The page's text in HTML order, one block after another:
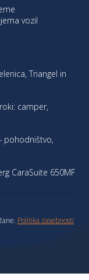
vozil
Triangel in
camper,
pohodništvo,
CaraSuite 650MF
Politika zasebnosti